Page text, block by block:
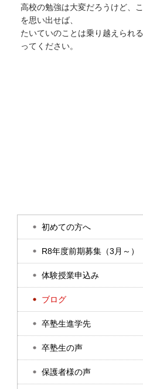
高校の勉強は大変だろうけど、
を思い出せば、
たいていのことは乗り越えられ
ってください。
初めての方へ
R8年度前期募集（3月～）
体験授業申込み
ブログ
卒塾生進学先
卒塾生の声
保護者様の声